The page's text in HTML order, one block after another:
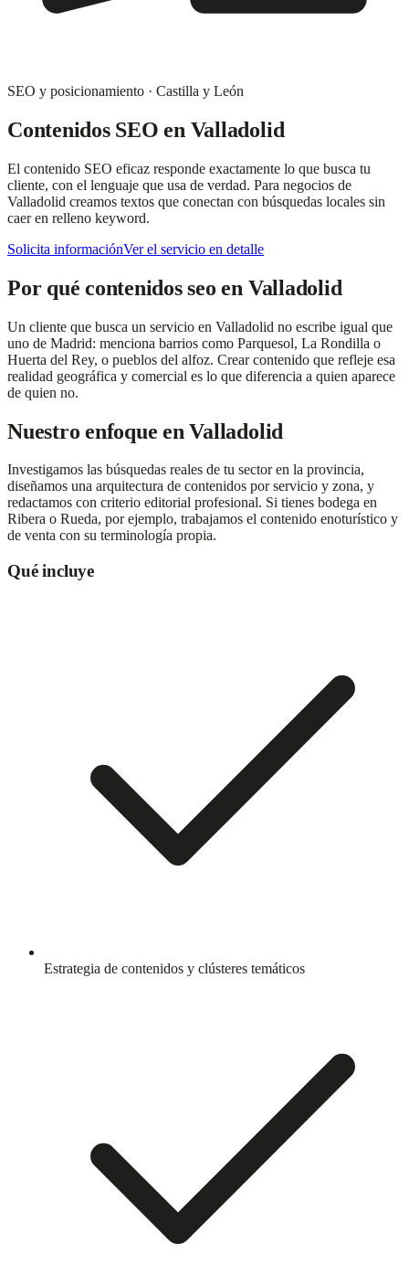
SEO y posicionamiento · Castilla y León
Contenidos SEO en Valladolid
El contenido SEO eficaz responde exactamente lo que busca tu
cliente, con el lenguaje que usa de verdad. Para negocios de
Valladolid creamos textos que conectan con búsquedas locales sin
caer en relleno keyword.
Solicita informaciónVer el servicio en detalle
Por quécontenidos seo en Valladolid
Un cliente que busca un servicio en Valladolid no escribe igual que
uno de Madrid: menciona barrios como Parquesol, La Rondilla o
Huerta del Rey, o pueblos del alfoz. Crear contenido que refleje esa
realidad geográfica y comercial es lo que diferencia a quien aparece
de quien no.
Nuestro enfoque enValladolid
Investigamos las búsquedas reales de tu sector en la provincia,
diseñamos una arquitectura de contenidos por servicio y zona, y
redactamos con criterio editorial profesional. Si tienes bodega en
Ribera o Rueda, por ejemplo, trabajamos el contenido enoturístico y
de venta con su terminología propia.
Qué incluye
Estrategia de contenidos y clústeres temáticos